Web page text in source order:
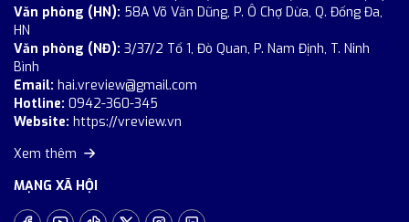
Văn phòng (HN): 58A Võ Văn Dũng, P. Ô Chợ Dừa, Q. Đống Đa,
HN
Văn phòng (NĐ): 3/37/2 Tổ 1, Đò Quan, P. Nam Định, T. Ninh
Bình
Email: hai.vreview@gmail.com
Hotline: 0942-360-345
Website: https://vreview.vn
Xem thêm
MẠNG XÃ HỘI